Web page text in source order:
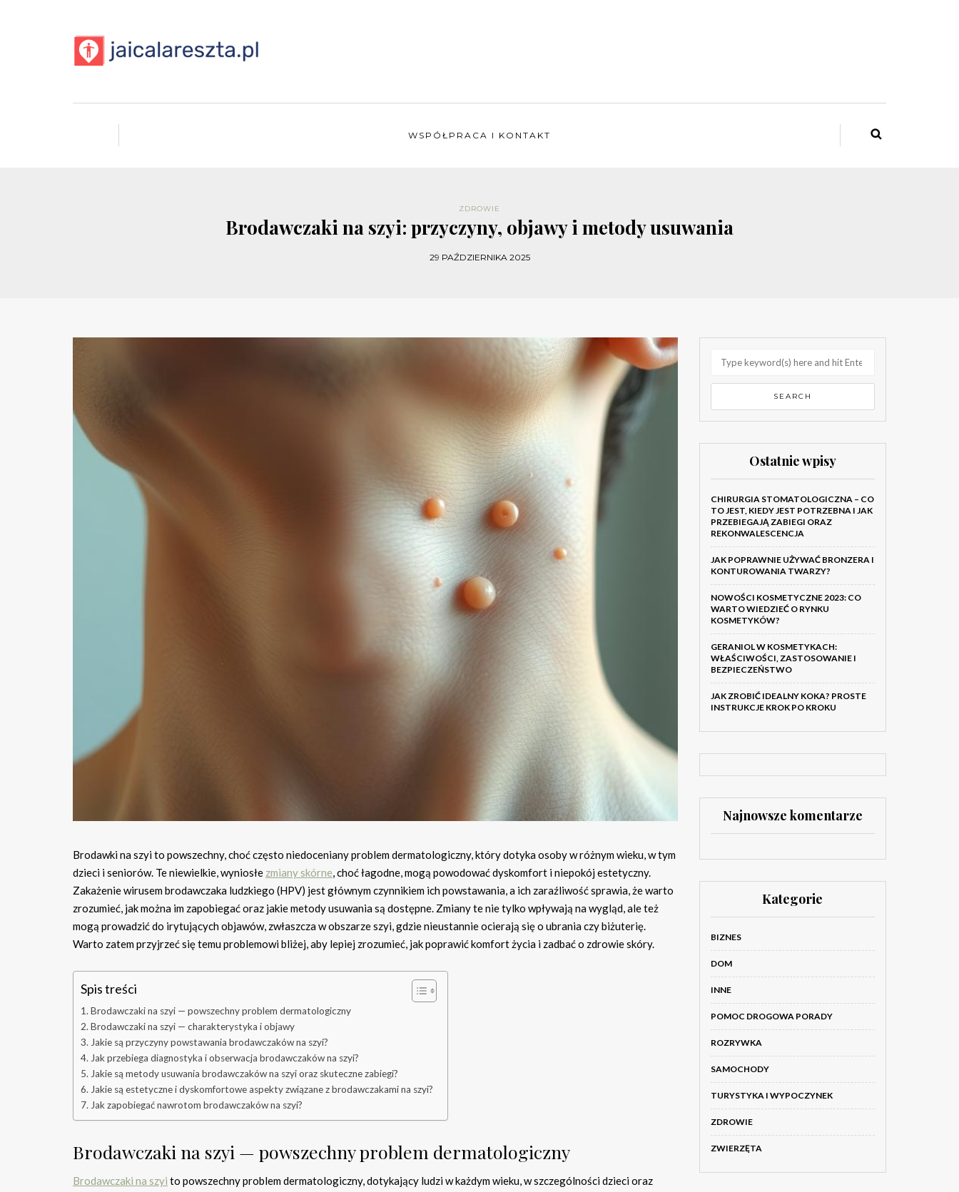
WSPÓŁPRACA I KONTAKT
ZDROWIE
Brodawczaki na szyi: przyczyny, objawy i metody usuwania
29 PAŹDZIERNIKA 2025
Brodawki na szyi to powszechny, choć często niedoceniany problem dermatologiczny, który dotyka osoby w różnym wieku, w tym
dzieci i seniorów. Te niewielkie, wyniosłe zmiany skórne, choć łagodne, mogą powodować dyskomfort i niepokój estetyczny.
Zakażenie wirusem brodawczaka ludzkiego (HPV) jest głównym czynnikiem ich powstawania, a ich zaraźliwość sprawia, że warto
zrozumieć, jak można im zapobiegać oraz jakie metody usuwania są dostępne. Zmiany te nie tylko wpływają na wygląd, ale też
mogą prowadzić do irytujących objawów, zwłaszcza w obszarze szyi, gdzie nieustannie ocierają się o ubrania czy biżuterię.
Warto zatem przyjrzeć się temu problemowi bliżej, aby lepiej zrozumieć, jak poprawić komfort życia i zadbać o zdrowie skóry.
Spis treści
Brodawczaki na szyi — powszechny problem dermatologiczny
Brodawczaki na szyi — charakterystyka i objawy
Jakie są przyczyny powstawania brodawczaków na szyi?
Jak przebiega diagnostyka i obserwacja brodawczaków na szyi?
Jakie są metody usuwania brodawczaków na szyi oraz skuteczne zabiegi?
Jakie są estetyczne i dyskomfortowe aspekty związane z brodawczakami na szyi?
Jak zapobiegać nawrotom brodawczaków na szyi?
Brodawczaki na szyi — powszechny problem dermatologiczny
Brodawczaki na szyi to powszechny problem dermatologiczny, dotykający ludzi w każdym wieku, w szczególności dzieci oraz
Ostatnie wpisy
CHIRURGIA STOMATOLOGICZNA – CO
TO JEST, KIEDY JEST POTRZEBNA I JAK
PRZEBIEGAJĄ ZABIEGI ORAZ
REKONWALESCENCJA
JAK POPRAWNIE UŻYWAĆ BRONZERA I
KONTUROWANIA TWARZY?
NOWOŚCI KOSMETYCZNE 2023: CO
WARTO WIEDZIEĆ O RYNKU
KOSMETYKÓW?
GERANIOL W KOSMETYKACH:
WŁAŚCIWOŚCI, ZASTOSOWANIE I
BEZPIECZEŃSTWO
JAK ZROBIĆ IDEALNY KOKA? PROSTE
INSTRUKCJE KROK PO KROKU
Najnowsze komentarze
Kategorie
BIZNES
DOM
INNE
POMOC DROGOWA PORADY
ROZRYWKA
SAMOCHODY
TURYSTYKA I WYPOCZYNEK
ZDROWIE
ZWIERZĘTA